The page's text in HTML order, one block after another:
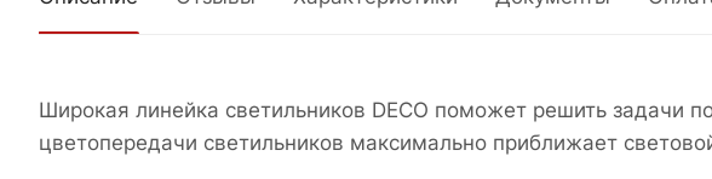
Широкая линейка светильников DECO поможет решить
цветопередачи светильников максимально приближает